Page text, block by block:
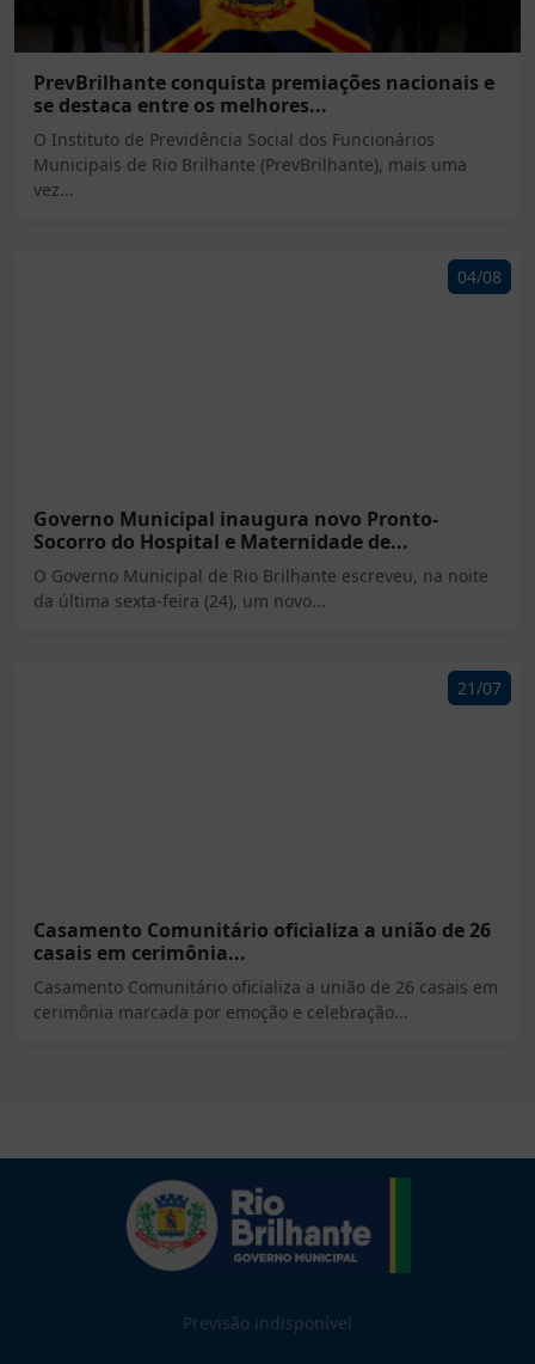
PrevBrilhante conquista premiações nacionais e
se destaca entre os melhores...
O Instituto de Previdência Social dos Funcionários
Municipais de Rio Brilhante (PrevBrilhante), mais uma
vez...
04/08
Governo Municipal inaugura novo Pronto-
Socorro do Hospital e Maternidade de...
O Governo Municipal de Rio Brilhante escreveu, na noite
da última sexta-feira (24), um novo...
21/07
Casamento Comunitário oficializa a união de 26
casais em cerimônia...
Casamento Comunitário oficializa a união de 26 casais em
cerimônia marcada por emoção e celebração...
Previsão indisponível